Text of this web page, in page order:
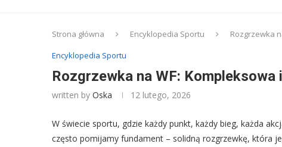
Strona główna Encyklopedia Sportu
Rozgrzewka
Encyklopedia Sportu
Rozgrzewka na WF:
written by Oska 12 lutego, 2026
W świecie sportu, gdzie każdy punkt, każdy bieg, każda
często pomijamy fundament – solidną rozgrzewkę, która